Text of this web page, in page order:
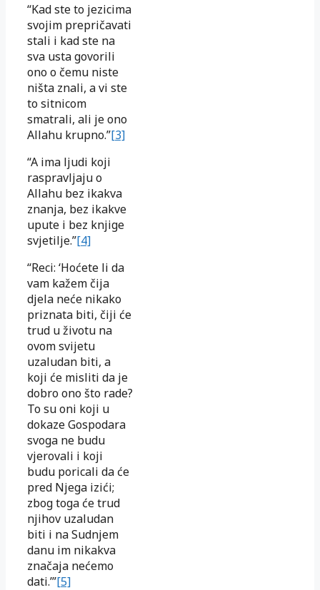
“Kad ste to jezicima
svojim prepričavati
stali i kad ste na
sva usta govorili
ono o čemu niste
ništa znali, a vi ste
to sitnicom
smatrali, ali je ono
Allahu krupno.”[3]
“A ima ljudi koji
raspravljaju o
Allahu bez ikakva
znanja, bez ikakve
upute i bez knjige
svjetilje.”[4]
“Reci: ‘Hoćete li da
vam kažem čija
djela neće nikako
priznata biti, čiji će
trud u životu na
ovom svijetu
uzaludan biti, a
koji će misliti da je
dobro ono što rade?
To su oni koji u
dokaze Gospodara
svoga ne budu
vjerovali i koji
budu poricali da će
pred Njega izići;
zbog toga će trud
njihov uzaludan
biti i na Sudnjem
danu im nikakva
značaja nećemo
dati.’”[5]